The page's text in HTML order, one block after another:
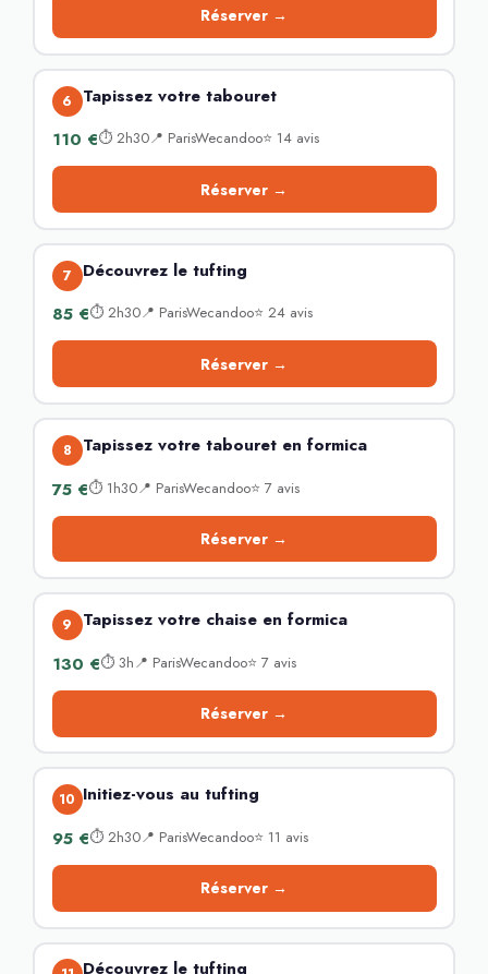
Réserver →
6 Tapissez votre tabouret
110 €⏱ 2h30📍 ParisWecandoo⭐ 14 avis
Réserver →
7 Découvrez le tufting
85 €⏱ 2h30📍 ParisWecandoo⭐ 24 avis
Réserver →
8 Tapissez votre tabouret en formica
75 €⏱ 1h30📍 ParisWecandoo⭐ 7 avis
Réserver →
9 Tapissez votre chaise en formica
130 €⏱ 3h📍 ParisWecandoo⭐ 7 avis
Réserver →
10 Initiez-vous au tufting
95 €⏱ 2h30📍 ParisWecandoo⭐ 11 avis
Réserver →
Découvrez le tufting